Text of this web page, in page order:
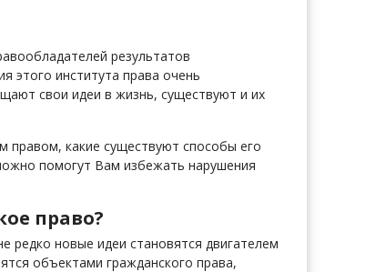
результатов
этого института права очень
свои идеи в жизнь, существуют и их
правом, какие существуют способы его
помогут Вам избежать нарушения
право?
редко новые идеи становятся двигателем
объектами гражданского права,